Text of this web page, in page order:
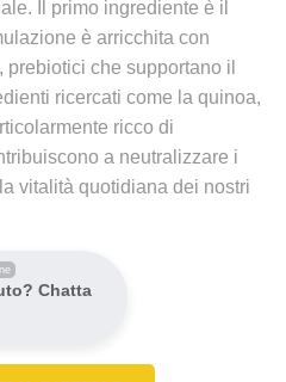
Il primo ingrediente è il
è arricchita con
che supportano il
ricercati come la quinoa,
ricco di
a neutralizzare i
vitalità quotidiana dei nostri
Chatta